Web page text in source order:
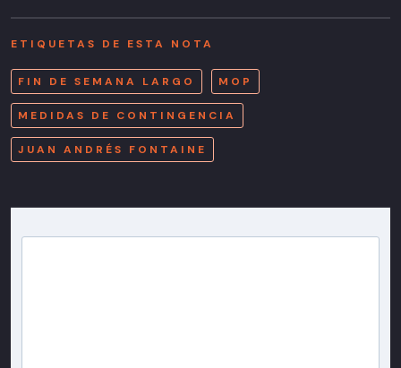
ETIQUETAS DE ESTA NOTA
FIN DE SEMANA LARGO MOP
MEDIDAS DE CONTINGENCIA
JUAN ANDRÉS FONTAINE